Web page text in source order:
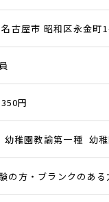
古屋市 昭和区永金町
円
稚園教諭第一種 幼
の方・ブランクのある